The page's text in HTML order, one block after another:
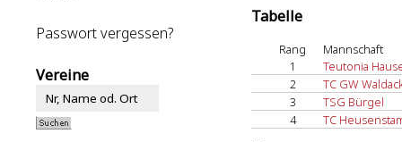
Passwort vergessen?
Vereine
Tabelle
Rang
Mannschaft
1
Teutonia
2
TC GW
3
TSG Bürgel
4
TC